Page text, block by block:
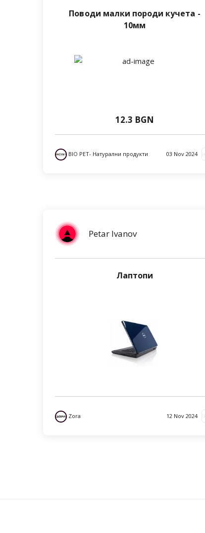
Поводи малки породи кучета -
10мм
12.3 BGN
BIO PET- Натурални продукти 03 Nov 2024
Petar Ivanov
Лаптопи
Zora 12 Nov 2024